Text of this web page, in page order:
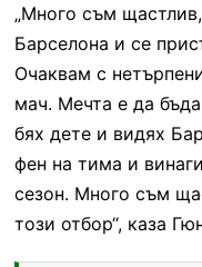
„Много съм
Барселона и се
Очаквам с
мач. Мечта е да
бях дете и видях
фен на тима и
сезон. Много съм
този отбор“, каза